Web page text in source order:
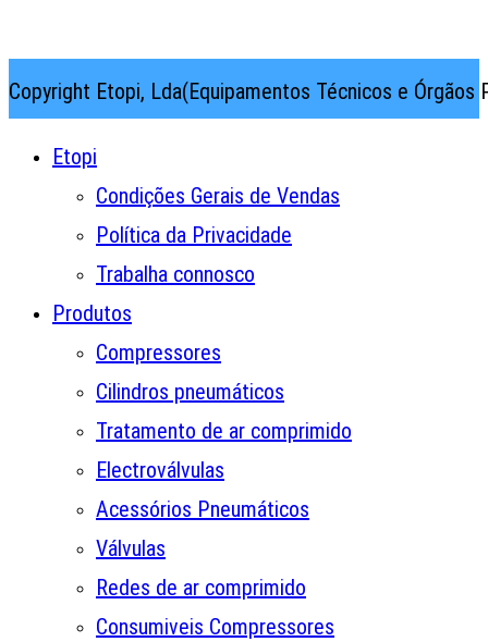
Copyright Etopi, Lda(Equipamentos Técnicos e
Etopi
Condições Gerais de Vendas
Política da Privacidade
Trabalha connosco
Produtos
Compressores
Cilindros pneumáticos
Tratamento de ar comprimido
Electroválvulas
Acessórios Pneumáticos
Válvulas
Redes de ar comprimido
Consumiveis Compressores